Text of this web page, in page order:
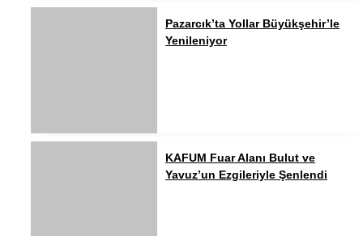
Pazarcık’ta Yollar Büyükşehir’le
Yenileniyor
KAFUM Fuar Alanı Bulut ve
Yavuz’un Ezgileriyle Şenlendi